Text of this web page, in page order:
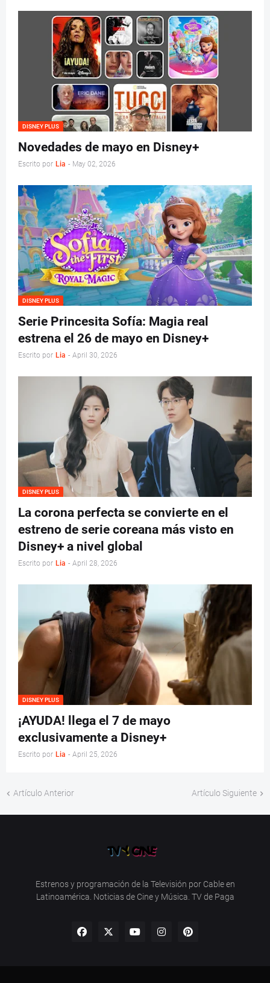
DISNEY PLUS
Novedades de mayo en Disney+
Escrito por Lia - May 02, 2026
DISNEY PLUS
Serie Princesita Sofía: Magia real
estrena el 26 de mayo en Disney+
Escrito por Lia - April 30, 2026
DISNEY PLUS
La corona perfecta se convierte en el
estreno de serie coreana más visto en
Disney+ a nivel global
Escrito por Lia - April 28, 2026
DISNEY PLUS
¡AYUDA! llega el 7 de mayo
exclusivamente a Disney+
Escrito por Lia - April 25, 2026
Artículo Anterior Artículo Siguiente
Estrenos y programación de la Televisión por Cable en
Latinoamérica. Noticias de Cine y Música. TV de Paga